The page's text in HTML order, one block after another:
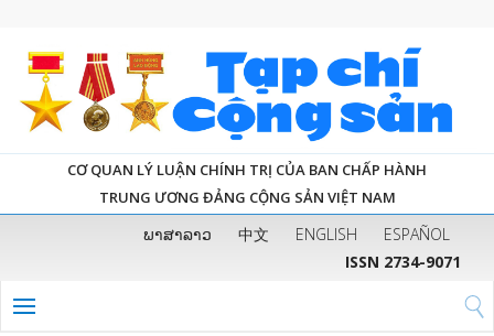
CƠ QUAN LÝ LUẬN CHÍNH TRỊ CỦA BAN CHẤP HÀNH
TRUNG ƯƠNG ĐẢNG CỘNG SẢN VIỆT NAM
ພາສາລາວ 中文 ENGLISH
ESPAÑOL
ISSN 2734-9071